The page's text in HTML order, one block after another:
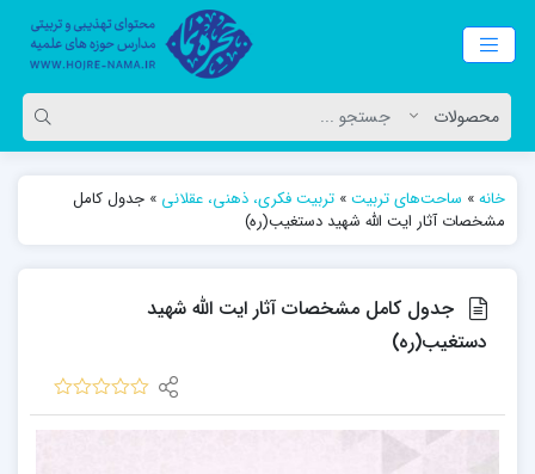
خانه» ساحت‌های تربیت» تربیت فکری، ذهنی، عقلانی » جدول کامل
مشخصات آثار ایت الله شهید دستغیب(ره)
جدول کامل مشخصات آثار ایت الله شهید
دستغیب(ره)